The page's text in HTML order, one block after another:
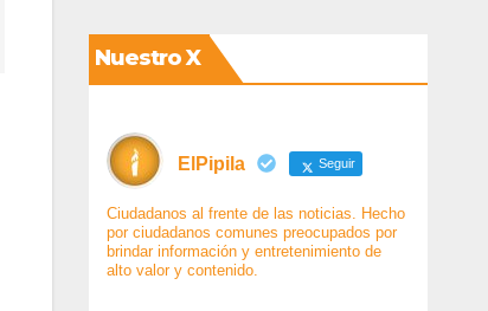
Nuestro X
ElPipila Seguir
Ciudadanos al frente de las noticias. Hecho
por ciudadanos comunes preocupados por
brindar información y entretenimiento de
alto valor y contenido.